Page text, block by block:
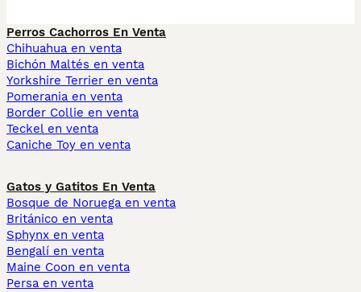
Perros Cachorros En Venta
Chihuahua en venta
Bichón Maltés en venta
Yorkshire Terrier en venta
Pomerania en venta
Border Collie en venta
Teckel en venta
Caniche Toy en venta
Gatos y Gatitos En Venta
Bosque de Noruega en venta
Británico en venta
Sphynx en venta
Bengalí en venta
Maine Coon en venta
Persa en venta